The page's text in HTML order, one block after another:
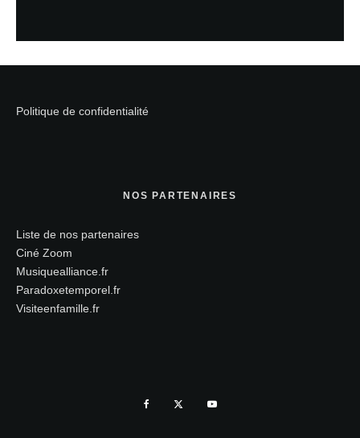
Politique de confidentialité
NOS PARTENAIRES
Liste de nos partenaires
Ciné Zoom
Musiquealliance.fr
Paradoxetemporel.fr
Visiteenfamille.fr